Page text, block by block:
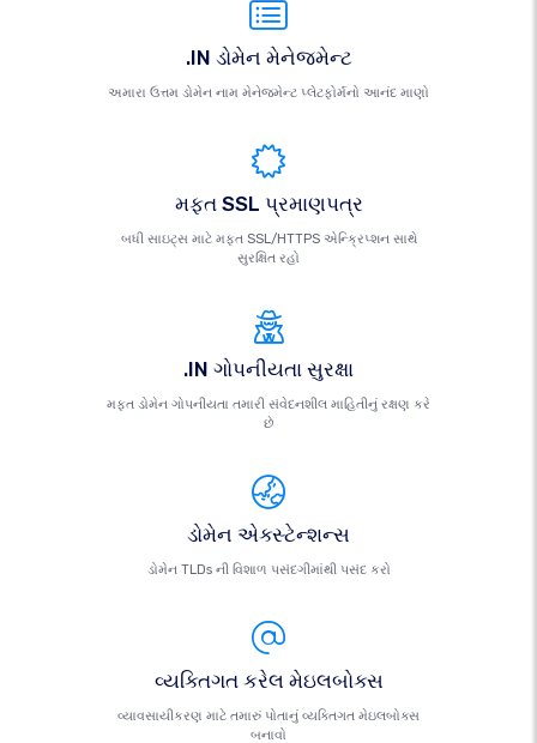
.IN ડોમેન મેનેજમેન્ટ
અમારા ઉત્તમ ડોમેન નામ મેનેજમેન્ટ પ્લેટફોર્મનો આનંદ માણો
મફત SSL પ્રમાણપત્ર
બધી સાઇટ્સ માટે મફત SSL/HTTPS એન્ક્રિપ્શન સાથે
સુરક્ષિત રહો
.IN ગોપનીયતા સુરક્ષા
મફત ડોમેન ગોપનીયતા તમારી સંવેદનશીલ માહિતીનું રક્ષણ કરે
છે
ડોમેન એક્સ્ટેન્શન્સ
ડોમેન TLDs ની વિશાળ પસંદગીમાંથી પસંદ કરો
વ્યક્તિગત કરેલ મેઇલબોક્સ
વ્યાવસાયીકરણ માટે તમારું પોતાનું વ્યક્તિગત મેઇલબોક્સ
બનાવો